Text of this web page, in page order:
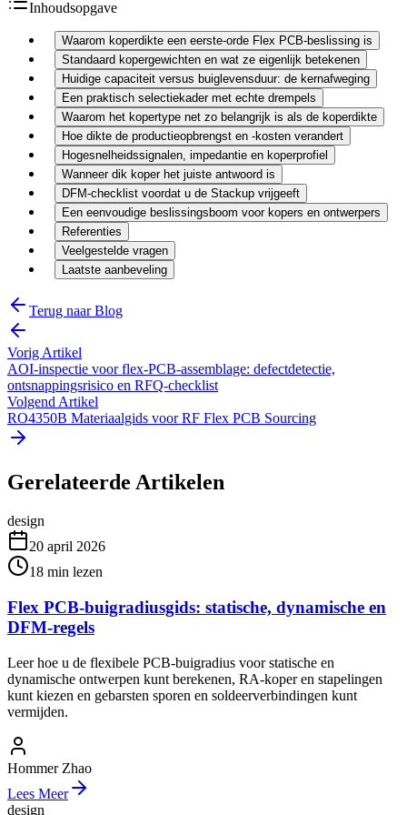
Inhoudsopgave
Waarom koperdikte een eerste-orde Flex PCB-beslissing is
Standaard kopergewichten en wat ze eigenlijk betekenen
Huidige capaciteit versus buiglevensduur: de kernafweging
Een praktisch selectiekader met echte drempels
Waarom het kopertype net zo belangrijk is als de koperdikte
Hoe dikte de productieopbrengst en -kosten verandert
Hogesnelheidssignalen, impedantie en koperprofiel
Wanneer dik koper het juiste antwoord is
DFM-checklist voordat u de Stackup vrijgeeft
Een eenvoudige beslissingsboom voor kopers en ontwerpers
Referenties
Veelgestelde vragen
Laatste aanbeveling
Terug naar Blog
Vorig Artikel
AOI-inspectie voor flex-PCB-assemblage: defectdetectie,
ontsnappingsrisico en RFQ-checklist
Volgend Artikel
RO4350B Materiaalgids voor RF Flex PCB Sourcing
Gerelateerde Artikelen
design
20 april 2026
18 min lezen
Flex PCB-buigradiusgids: statische, dynamische en
DFM-regels
Leer hoe u de flexibele PCB-buigradius voor statische en
dynamische ontwerpen kunt berekenen, RA-koper en stapelingen
kunt kiezen en gebarsten sporen en soldeerverbindingen kunt
vermijden.
Hommer Zhao
Lees Meer
design